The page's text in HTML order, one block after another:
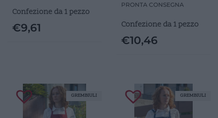
Confezione da 1 pezzo
€9,61
PRONTA CONSEGNA
Confezione da 1 pezzo
€10,46
GREMBIULI GREMBIULI